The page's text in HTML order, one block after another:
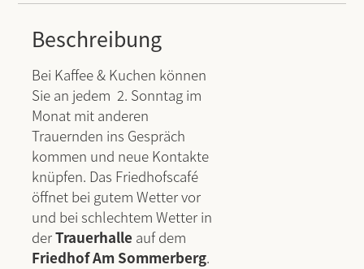
Beschreibung
Bei Kaffee & Kuchen können
Sie an jedem 2. Sonntag im
Monat mit anderen
Trauernden ins Gespräch
kommen und neue Kontakte
knüpfen. Das Friedhofscafé
öffnet bei gutem Wetter vor
und bei schlechtem Wetter in
derTrauerhalle auf dem
Friedhof Am Sommerberg.